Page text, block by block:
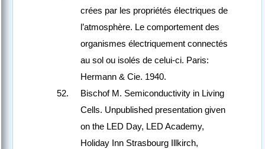
crées par les propriétés électriques de
l’atmosphère. Le comportement des
organismes électriquement connectés
au sol ou isolés de celui-ci. Paris:
Hermann & Cie. 1940.
Bischof M. Semiconductivity in Living
Cells. Unpublished presentation given
on the LED Day, LED Academy,
Holiday Inn Strasbourg Illkirch,